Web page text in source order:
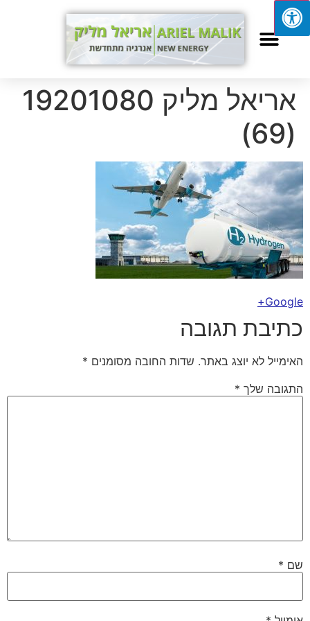
אריאל מליק 19201080
(69)
Google+
כתיבת תגובה
האימייל לא יוצג באתר. שדות החובה מסומנים *
התגובה שלך *
שם *